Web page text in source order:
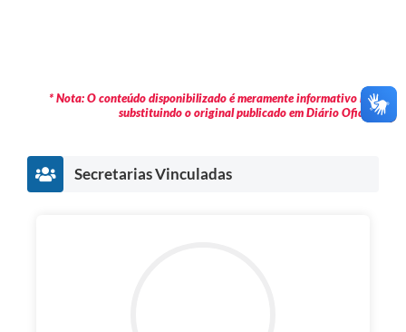
* Nota: O conteúdo disponibilizado é meramente informativo não
substituindo o original publicado em Diário Oficial.
Secretarias Vinculadas